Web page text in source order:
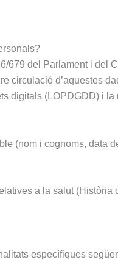
del Parlament i del
circulació d’aquestes
digitals (LOPDGDD) i
(nom i cognoms, data
a la salut
específiques